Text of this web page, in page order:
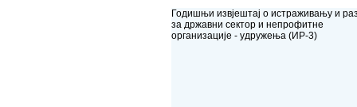
Годишњи извјештај о истраживању и
за државни сектор и непрофитне
организације - удружења (ИР-3)